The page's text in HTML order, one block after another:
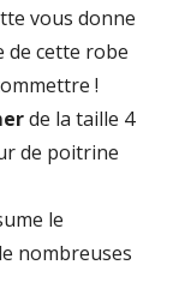
vous donne
de cette robe
!
de la taille 4
de poitrine
le
nombreuses